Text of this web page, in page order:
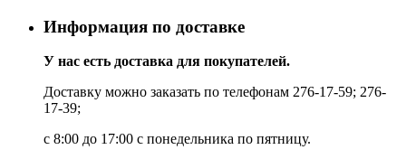
Информация по доставке
У нас есть доставка для покупателей.
Доставку можно заказать по телефонам 276-17-59; 276-
17-39;
с 8:00 до 17:00 с понедельника по пятницу.